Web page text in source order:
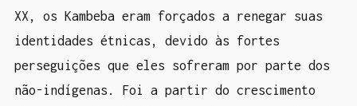
XX, os Kambeba eram forçados a renegar suas
identidades étnicas, devido às fortes
perseguições que eles sofreram por parte dos
não-indígenas. Foi a partir do crescimento